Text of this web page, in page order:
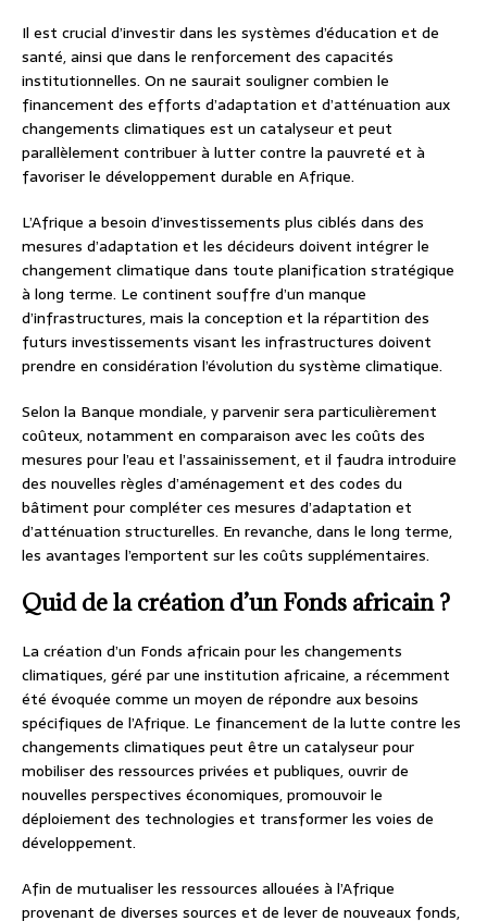
Il est crucial d’investir dans les systèmes d’éducation et de
santé, ainsi que dans le renforcement des capacités
institutionnelles. On ne saurait souligner combien le
financement des efforts d’adaptation et d’atténuation aux
changements climatiques est un catalyseur et peut
parallèlement contribuer à lutter contre la pauvreté et à
favoriser le développement durable en Afrique.
L’Afrique a besoin d’investissements plus ciblés dans des
mesures d’adaptation et les décideurs doivent intégrer le
changement climatique dans toute planification stratégique
à long terme. Le continent souffre d’un manque
d’infrastructures, mais la conception et la répartition des
futurs investissements visant les infrastructures doivent
prendre en considération l’évolution du système climatique.
Selon la Banque mondiale, y parvenir sera particulièrement
coûteux, notamment en comparaison avec les coûts des
mesures pour l’eau et l’assainissement, et il faudra introduire
des nouvelles règles d’aménagement et des codes du
bâtiment pour compléter ces mesures d’adaptation et
d’atténuation structurelles. En revanche, dans le long terme,
les avantages l’emportent sur les coûts supplémentaires.
Quid de la création d’un Fonds africain ?
La création d’un Fonds africain pour les changements
climatiques, géré par une institution africaine, a récemment
été évoquée comme un moyen de répondre aux besoins
spécifiques de l’Afrique. Le financement de la lutte contre les
changements climatiques peut être un catalyseur pour
mobiliser des ressources privées et publiques, ouvrir de
nouvelles perspectives économiques, promouvoir le
déploiement des technologies et transformer les voies de
développement.
Afin de mutualiser les ressources allouées à l’Afrique
provenant de diverses sources et de lever de nouveaux fonds,